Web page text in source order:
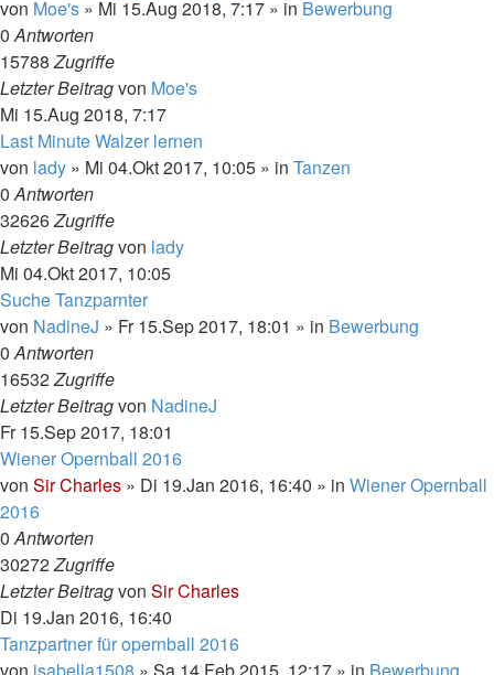
von Moe's » Mi 15.Aug 2018, 7:17 » in Bewerbung
0Antworten
15788Zugriffe
Letzter Beitragvon Moe's
Mi 15.Aug 2018, 7:17
Last Minute Walzer lernen
von lady » Mi 04.Okt 2017, 10:05 » in Tanzen
0Antworten
32626Zugriffe
Letzter Beitragvon lady
Mi 04.Okt 2017, 10:05
Suche Tanzparnter
von NadineJ » Fr 15.Sep 2017, 18:01 » in Bewerbung
0Antworten
16532Zugriffe
Letzter Beitragvon NadineJ
Fr 15.Sep 2017, 18:01
Wiener Opernball 2016
von Sir Charles » Di 19.Jan 2016, 16:40 » in Wiener Opernball
2016
0Antworten
30272Zugriffe
Letzter Beitragvon Sir Charles
Di 19.Jan 2016, 16:40
Tanzpartner für opernball 2016